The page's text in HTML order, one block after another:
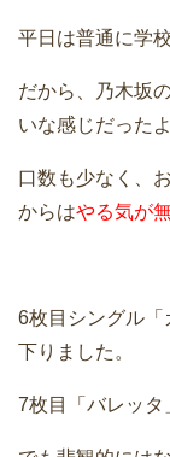
平日は普通に学
だから、乃木坂
いな感じだった
口数も少なく、
からはやる気が
6枚目シングル「
下りました。
7枚目「バレッタ